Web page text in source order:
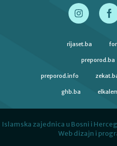
rijaset.ba
preporod.ba
preporod.info
ghb.ba
Islamska zajednica u Bosni i
Web dizajn i